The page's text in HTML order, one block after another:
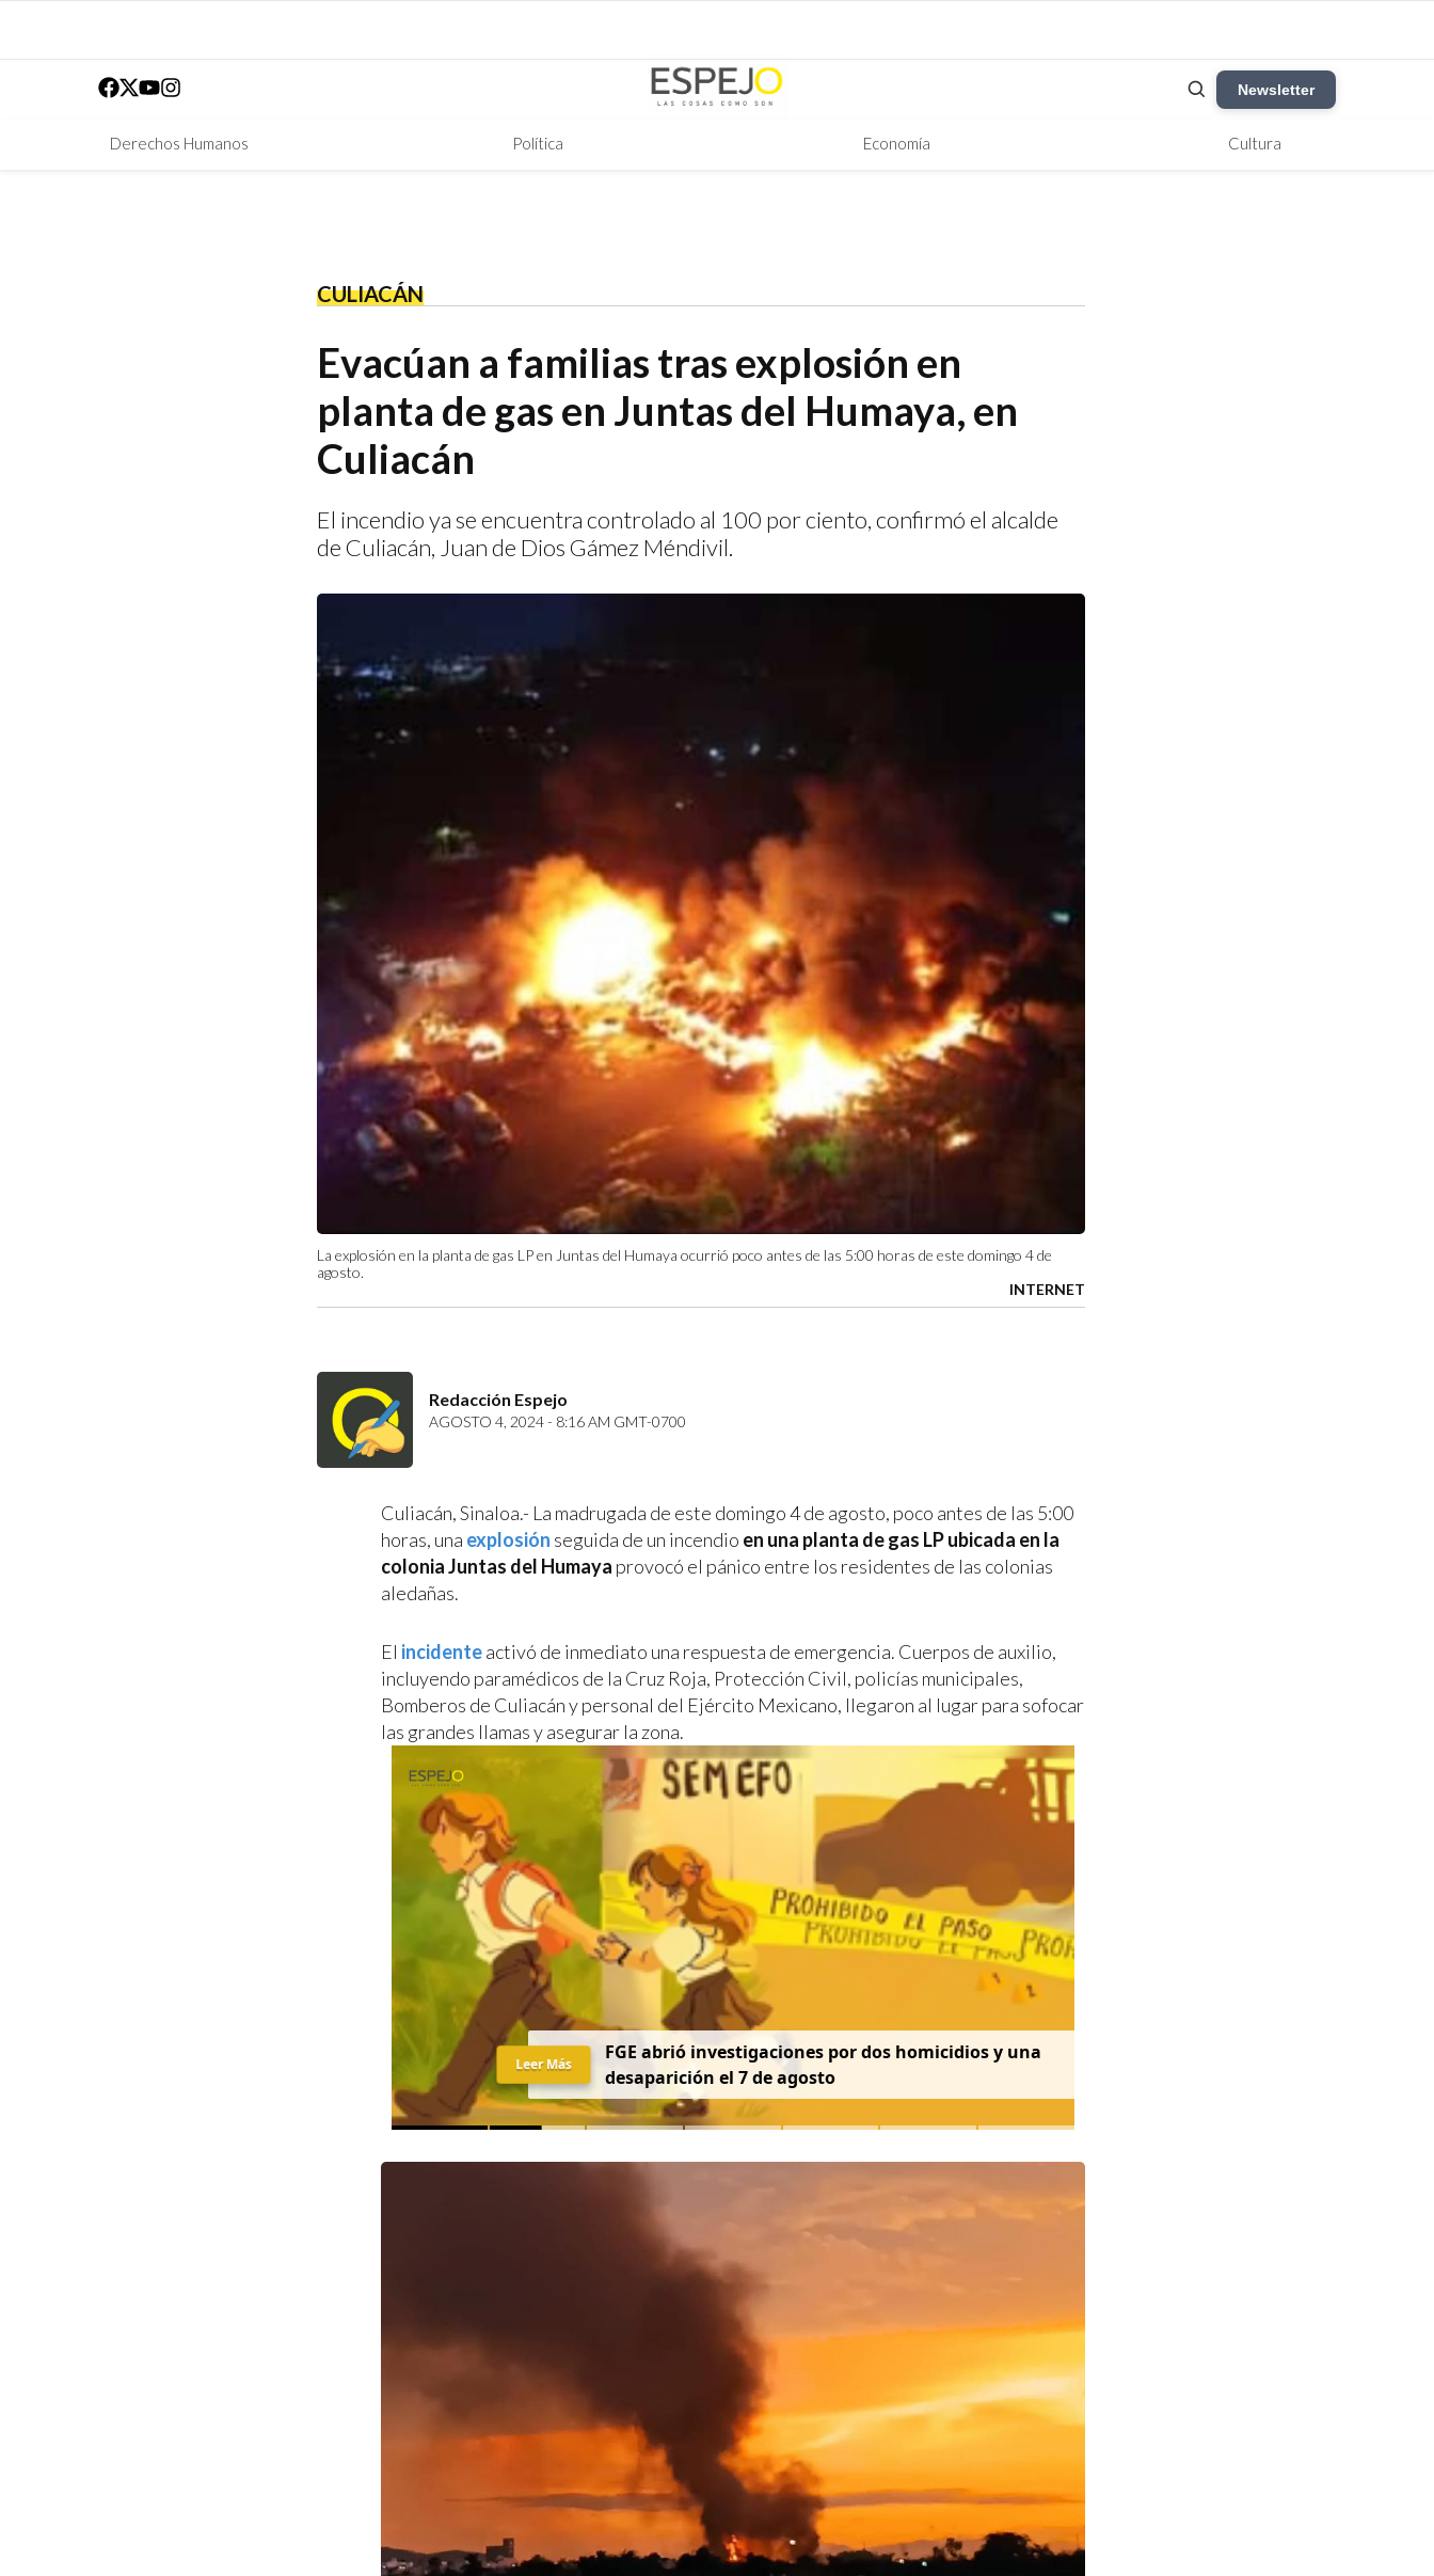
Newsletter
Derechos Humanos Política Economía Cultura
CULIACÁN
Evacúan a familias tras explosión en
planta de gas en Juntas del Humaya, en
Culiacán
El incendio ya se encuentra controlado al 100 por ciento, confirmó el alcalde
de Culiacán, Juan de Dios Gámez Méndivil.
La explosión en la planta de gas LP en Juntas del Humaya ocurrió poco antes de las 5:00 horas de este domingo 4 de
agosto.
INTERNET
Redacción Espejo
AGOSTO 4, 2024 - 8:16 AM GMT-0700
Culiacán, Sinaloa.- La madrugada de este domingo 4 de agosto, poco antes de las 5:00
horas, una explosión seguida de un incendio en una planta de gas LP ubicada en la
colonia Juntas del Humaya provocó el pánico entre los residentes de las colonias
aledañas.
El incidenteactivó de inmediato una respuesta de emergencia. Cuerpos de auxilio,
incluyendo paramédicos de la Cruz Roja, Protección Civil, policías municipales,
Bomberos de Culiacán y personal del Ejército Mexicano, llegaron al lugar para sofocar
las grandes llamas y asegurar la zona.
FGE abrió investigaciones por dos homicidios y una
desaparición el 7 de agosto
Leer Más